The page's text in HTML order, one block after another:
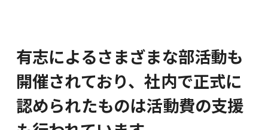
有志によるさまざまな部活動も
開催されており、社内で正式に
認められたものは活動費の支援